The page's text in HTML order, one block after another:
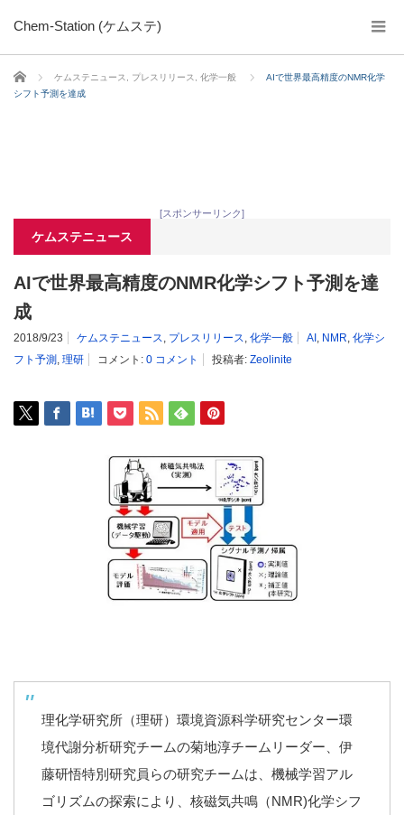
Chem-Station (ケムステ)
ホーム ケムステニュース プレスリリース 化学一般
AIで世界最高精度のNMR化学
シフト予測を達成
[スポンサーリンク]
ケムステニュース
AIで世界最高精度のNMR化学シフト予測を達
成
2018/9/23 ケムステニュース, プレスリリース, 化学一般 AI , NMR, 化学シ
フト予測 , 理研 コメント: 0 コメント 投稿者: Zeolinite
理化学研究所（理研）環境資源科学研究センター環
境代謝分析研究チームの菊地淳チームリーダー、伊
藤研悟特別研究員らの研究チームは、機械学習アル
ゴリズムの探索により、核磁気共鳴（NMR)化学シフ